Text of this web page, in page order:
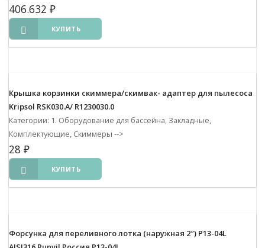
406.632 ₽
КУПИТЬ
Крышка корзинки скиммера/скимвак- адаптер для пылесоса
Kripsol RSK030.A/ R1230030.0
Категории: 1. Оборудование для бассейна, Закладные,
Комплектующие, Скиммеры -->
28 ₽
КУПИТЬ
Форсунка для переливного лотка (наружная 2″) Р13-04L